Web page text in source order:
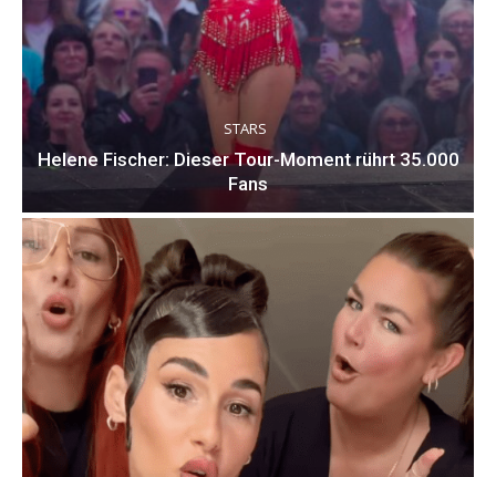
STARS
Helene Fischer: Dieser Tour-Moment rührt 35.000
Fans